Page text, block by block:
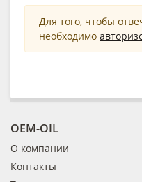
Для того, чтобы
необходимо
OEM-OIL
О компании
Контакты